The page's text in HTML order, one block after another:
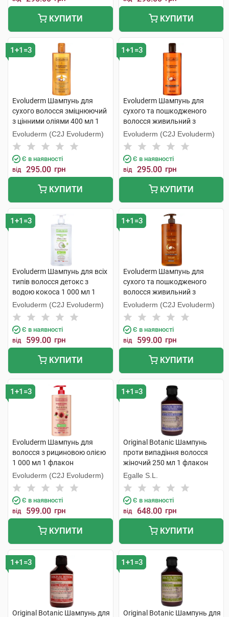
КУПИТИ КУПИТИ
1+1=3
Evoluderm Шампунь для
сухого волосся зміцнюючий
з цінними оліями 400 мл 1
флакон
Evoluderm (C2J Evoluderm)
Є в наявності
від 295.00 грн
КУПИТИ
1+1=3
Evoluderm Шампунь для
сухого та пошкодженого
волосся живильний з
аргановою олією 400 мл 1
флакон
Evoluderm (C2J Evoluderm)
Є в наявності
від 295.00 грн
КУПИТИ
1+1=3
Evoluderm Шампунь для всіх
типів волосся детокс з
водою кокоса 1 000 мл 1
флакон
Evoluderm (C2J Evoluderm)
Є в наявності
від 599.00 грн
КУПИТИ
1+1=3
Evoluderm Шампунь для
сухого та пошкодженого
волосся живильний з
аргановою олією 1 000 мл 1
флакон
Evoluderm (C2J Evoluderm)
Є в наявності
від 599.00 грн
КУПИТИ
1+1=3
Evoluderm Шампунь для
волосся з рициновою олією
1 000 мл 1 флакон
Evoluderm (C2J Evoluderm)
Є в наявності
від 599.00 грн
КУПИТИ
1+1=3
Original Botanic Шампунь
проти випадіння волосся
жіночий 250 мл 1 флакон
Egalle S.L.
Є в наявності
від 648.00 грн
КУПИТИ
1+1=3
Original Botanic Шампунь для
1+1=3
Original Botanic Шампунь для